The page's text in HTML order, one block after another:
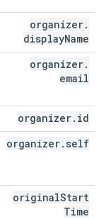
organizer.
displayName
organizer.
email
organizer. id
organizer. self
originalStart
Time